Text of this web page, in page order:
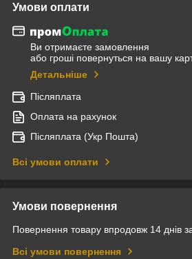
Умови оплати
Ви отримаєте замовлення
або гроші повернуться на вашу
Детальніше
Післяплата
Оплата на рахунок
Післяплата (Укр Пошта)
Всі умови оплати
Умови повернення
Повернення товару впродовж 14 днів
Всі умови повернення